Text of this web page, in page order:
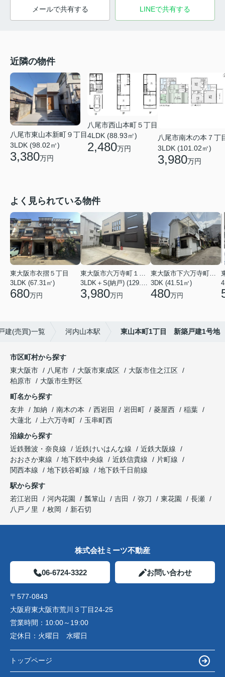
メールで共有する LINEで共有する
近隣の物件
八尾市東山本新町９丁目
3LDK (98.02㎡)
3,380万円
八尾市西山本町５丁目
4LDK (88.93㎡)
2,480万円
八尾市南木の本７丁
3LDK (101.02㎡)
3,980万円
よく見られている物件
東大阪市衣摺５丁目
3LDK (67.31㎡)
680万円 3,980万円
3DK (41.51㎡)
480万円
建(売買)一覧 河内山本駅 東山本町1丁目 新築戸建1号地
市区町村から探す
東大阪市
八尾市 大阪市東成区
大阪市住之江区
柏原市
大阪市生野区
町名から探す
友井
加納 南木の本 西岩田 岩田町 菱屋西
稲葉
大蓮北
上六万寺町
玉串町西
沿線から探す
近鉄難波・奈良線
近鉄けいはんな線
近鉄大阪線
おおさか東線
地下鉄中央線 近鉄信貴線
片町線
関西本線
地下鉄谷町線
地下鉄千日前線
駅から探す
若江岩田
河内花園 瓢箪山 吉田 弥刀 東花園
長瀬
八戸ノ里
枚岡 新石切
株式会社ミーツ不動産
06-6724-3322 お問い合わせ
〒577-0843
大阪府東大阪市荒川３丁目24-25
営業時間： 10:00～19:00
定休日： 火曜日 水曜日
トップページ